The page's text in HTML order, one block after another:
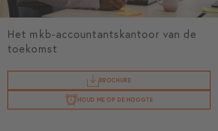
Het mkb-accountantskantoor van de
toekomst
BROCHURE
HOUD ME OP DE HOOGTE